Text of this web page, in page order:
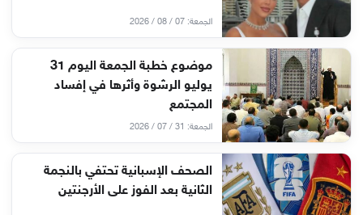
الجمعة: 07 / 08 / 2026
موضوع خطبة الجمعة اليوم 31
يوليو الرشوة وأثرها في إفساد
المجتمع
الجمعة: 31 / 07 / 2026
الصحف الإسبانية تحتفي بالنجمة
الثانية بعد الفوز على الأرجنتين